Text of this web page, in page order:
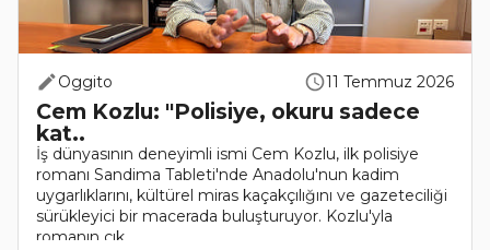
Oggito 11 Temmuz 2026
Cem Kozlu: "Polisiye, okuru sadece
kat..
İş dünyasının deneyimli ismi Cem Kozlu, ilk polisiye
romanı Sandima Tableti'nde Anadolu'nun kadim
uygarlıklarını, kültürel miras kaçakçılığını ve gazeteciliği
sürükleyici bir macerada buluşturuyor. Kozlu'yla
romanın çık..